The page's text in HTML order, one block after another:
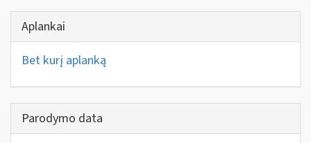
Aplankai
Bet kurį aplanką
Parodymo data